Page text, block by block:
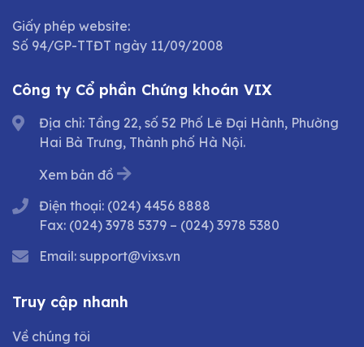
Giấy phép website:
Số 94/GP-TTĐT ngày 11/09/2008
Công ty Cổ phần Chứng khoán VIX
Địa chỉ: Tầng 22, số 52 Phố Lê Đại Hành, Phường
Hai Bà Trưng, Thành phố Hà Nội.
Xem bản đồ
Điện thoại: (024) 4456 8888
Fax: (024) 3978 5379 – (024) 3978 5380
Email: support@vixs.vn
Truy cập nhanh
Về chúng tôi